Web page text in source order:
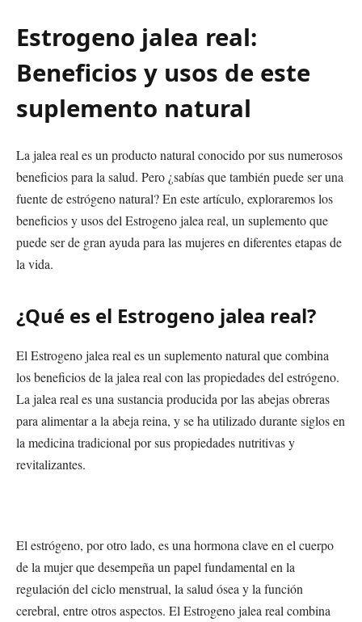
Estrogeno jalea real:
Beneficios y usos de este
suplemento natural
La jalea real es un producto natural conocido por sus numerosos
beneficios para la salud. Pero ¿sabías que también puede ser una
fuente de estrógeno natural? En este artículo, exploraremos los
beneficios y usos del Estrogeno jalea real, un suplemento que
puede ser de gran ayuda para las mujeres en diferentes etapas de
la vida.
¿Qué es el Estrogeno jalea real?
El Estrogeno jalea real es un suplemento natural que combina
los beneficios de la jalea real con las propiedades del estrógeno.
La jalea real es una sustancia producida por las abejas obreras
para alimentar a la abeja reina, y se ha utilizado durante siglos en
la medicina tradicional por sus propiedades nutritivas y
revitalizantes.
El estrógeno, por otro lado, es una hormona clave en el cuerpo
de la mujer que desempeña un papel fundamental en la
regulación del ciclo menstrual, la salud ósea y la función
cerebral, entre otros aspectos. El Estrogeno jalea real combina